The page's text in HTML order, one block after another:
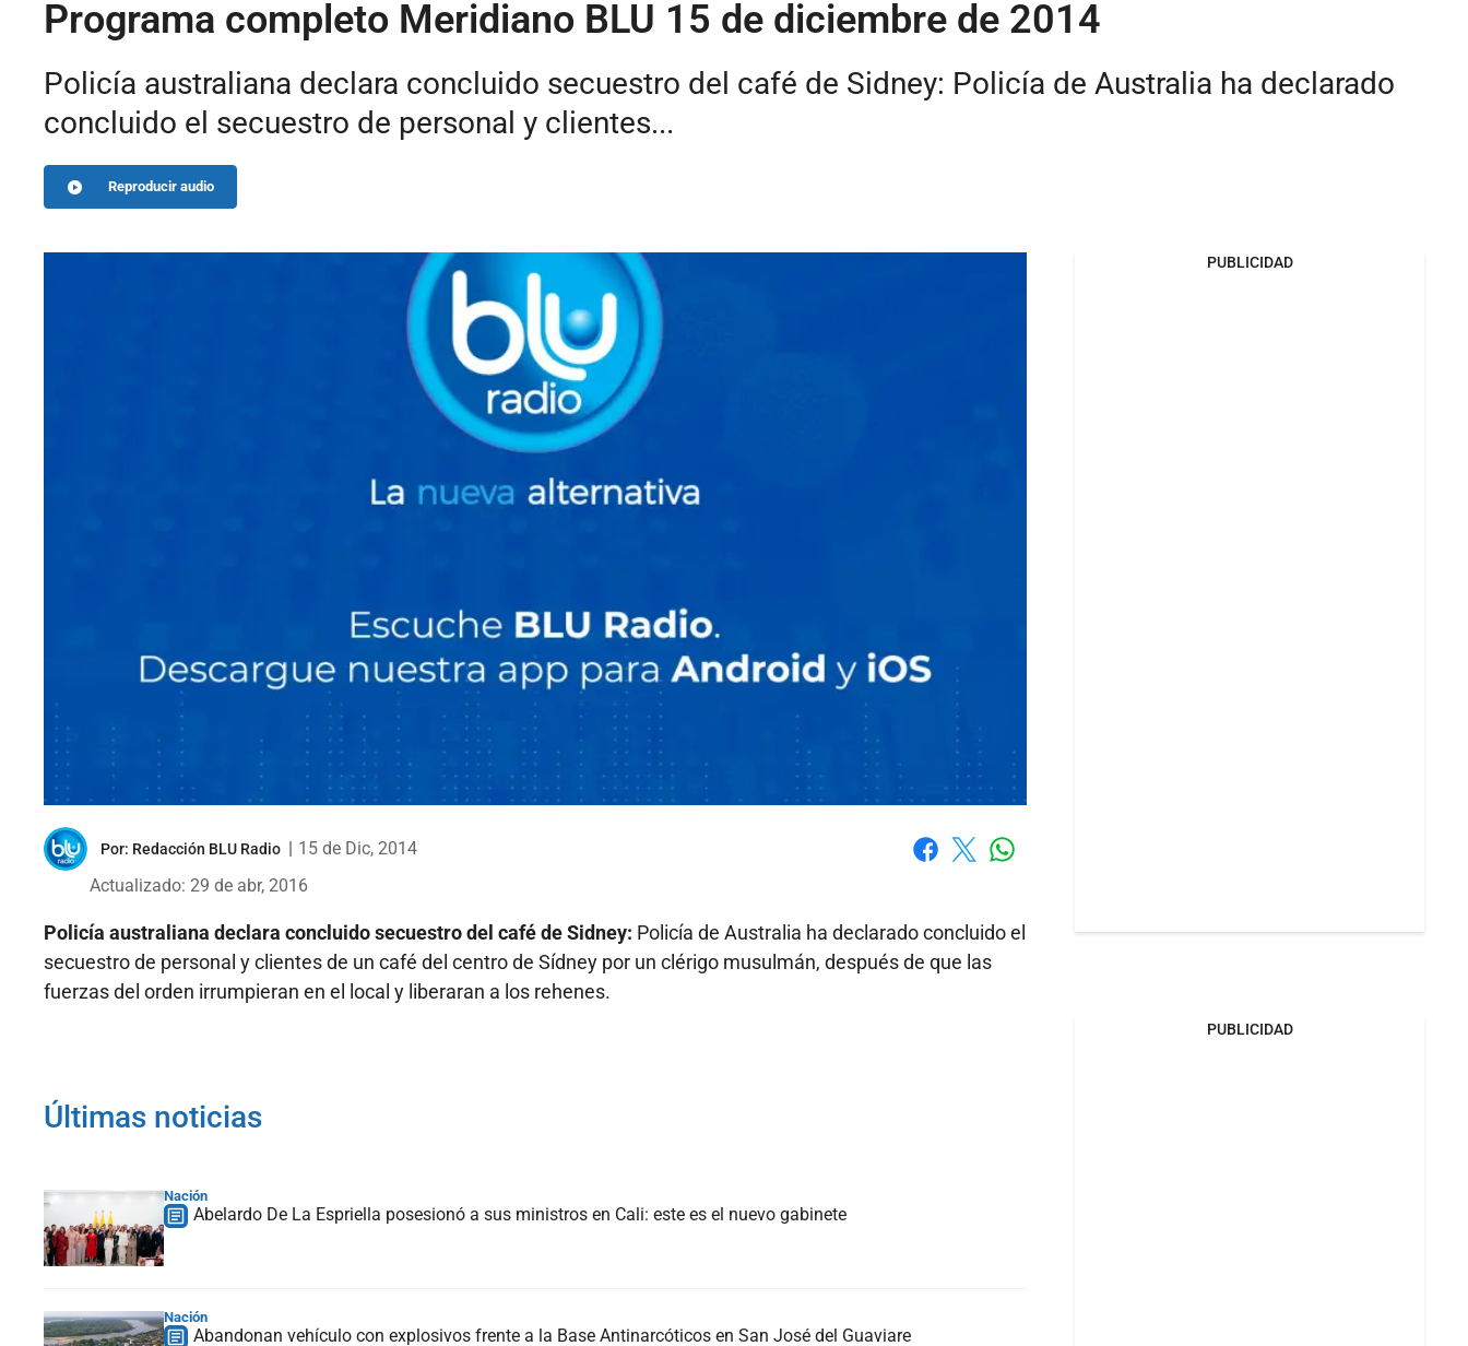
Programa completo Meridiano BLU 15 de diciembre de 2014
Policía australiana declara concluido secuestro del café de Sidney: Policía de Australia ha declarado
concluido el secuestro de personal y clientes...
Reproducir audio
Por: Redacción BLU Radio
15 de Dic, 2014
Actualizado: 29 de abr, 2016
Policía australiana declara concluido secuestro del café de Sidney: Policía de Australia ha declarado concluido el
secuestro de personal y clientes de un café del centro de Sídney por un clérigo musulmán, después de que las
fuerzas del orden irrumpieran en el local y liberaran a los rehenes.
Últimas noticias
Nación
Abelardo De La Espriella posesionó a sus ministros en Cali: este es el nuevo gabinete
Nación
Abandonan vehículo con explosivos frente a la Base Antinarcóticos en San José del Guaviare
PUBLICIDAD
PUBLICIDAD